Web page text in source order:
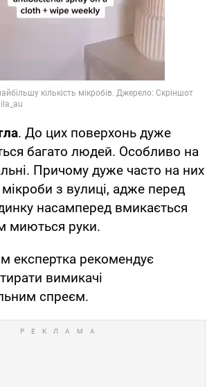
. До цих поверхонь дуже
багато людей. Особливо на
Причому дуже часто на них
з вулиці, адже перед
насамперед вмикається
миються руки.
експертка рекомендує
вимикачі
спреєм.